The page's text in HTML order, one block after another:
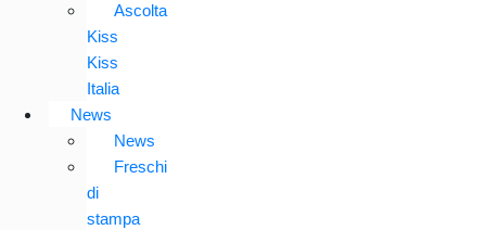
Ascolta
Kiss
Kiss
Italia
News
News
Freschi
di
stampa